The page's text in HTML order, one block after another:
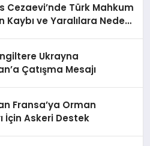
Cezaevi’nde Türk Mahkum
Kaybı ve Yaralılara Neden
Ukrayna
Çatışma Mesajı
Fransa’ya Orman
İçin Askeri Destek